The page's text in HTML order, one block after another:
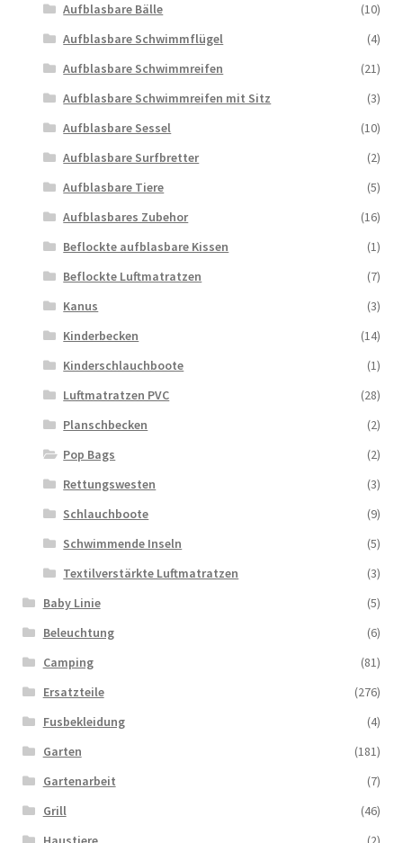
Aufblasbare Bälle
(10)
Aufblasbare Schwimmflügel
(4)
Aufblasbare Schwimmreifen
(21)
Aufblasbare Schwimmreifen mit Sitz
(3)
Aufblasbare Sessel
(10)
Aufblasbare Surfbretter
(2)
Aufblasbare Tiere
(5)
Aufblasbares Zubehor
(16)
Beflockte aufblasbare Kissen
(1)
Beflockte Luftmatratzen
(7)
Kanus
(3)
Kinderbecken
(14)
Kinderschlauchboote
(1)
Luftmatratzen PVC
(28)
Planschbecken
(2)
Pop Bags
(2)
Rettungswesten
(3)
Schlauchboote
(9)
Schwimmende Inseln
(5)
Textilverstärkte Luftmatratzen
(3)
Baby Linie
(5)
Beleuchtung
(6)
Camping
(81)
Ersatzteile
(276)
Fusbekleidung
(4)
Garten
(181)
Gartenarbeit
(7)
Grill
(46)